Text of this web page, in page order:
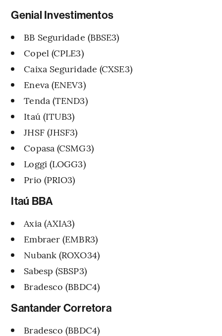
Genial Investimentos
BB Seguridade (BBSE3)
Copel (CPLE3)
Caixa Seguridade (CXSE3)
Eneva (ENEV3)
Tenda (TEND3)
Itaú (ITUB3)
JHSF (JHSF3)
Copasa (CSMG3)
Loggi (LOGG3)
Prio (PRIO3)
Itaú BBA
Axia (AXIA3)
Embraer (EMBR3)
Nubank (ROXO34)
Sabesp (SBSP3)
Bradesco (BBDC4)
Santander Corretora
Bradesco (BBDC4)